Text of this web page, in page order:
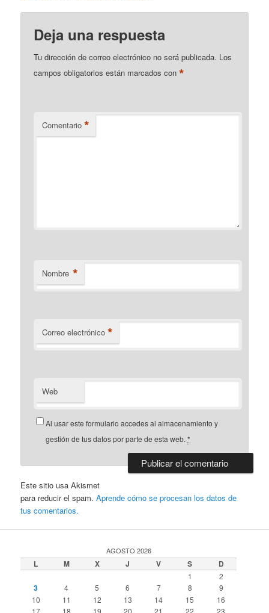
Deja una respuesta
Tu dirección de correo electrónico no será publicada. Los
campos obligatorios están marcados con*
Comentario *
Nombre *
Correo electrónico *
Web
Al usar este formulario accedes al almacenamiento y
gestión de tus datos por parte de esta web.*
Este sitio usa Akismet
para reducir el spam.Aprende cómo se procesan los datos de
tus comentarios.
AGOSTO 2026
L M X J V S D
1 2
3 4 5 6 7 8
9
10
11 12 13 14 15
16